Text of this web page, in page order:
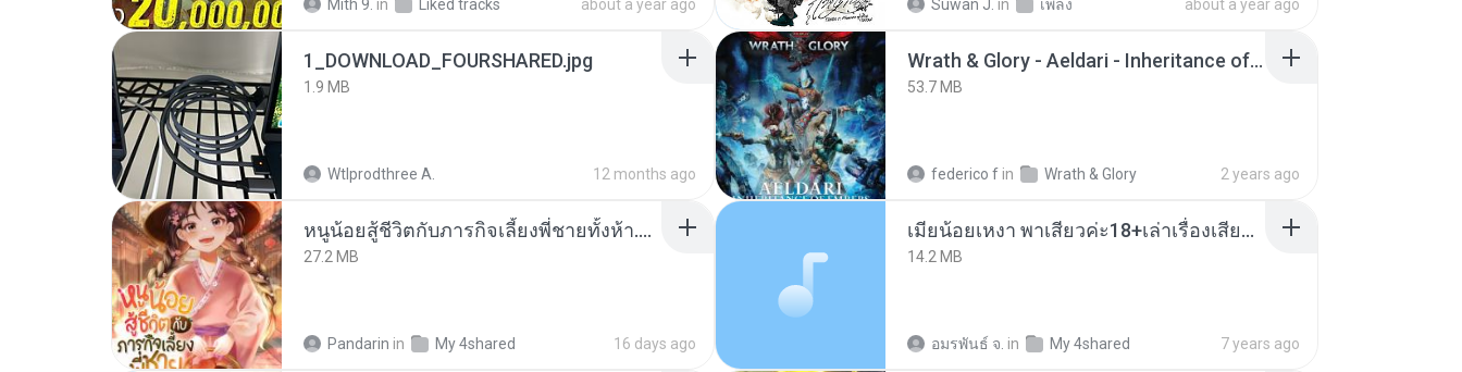
Mith 9. in Liked tracks about a year ago Suwan J. in เพลง about a year ago
1_DOWNLOAD_FOURSHARED.jpg
1.9 MB
Wtlprodthree A. 12 months ago
Wrath & Glory - Aeldari - Inheritance of Embers.pdf
53.7 MB
federico f in Wrath & Glory 2 years ago
หนูน้อยสู้ชีวิตกับภารกิจเลี้ยงพี่ชายทั้งห้า.pdf
27.2 MB
Pandarin in My 4shared 16 days ago
เมียน้อยเหงา พาเสียวค่ะ18+เล่าเรื่องเสียว.mp3
14.2 MB
อมรพันธ์ จ. in My 4shared 7 years ago